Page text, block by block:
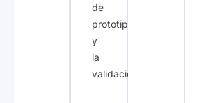
la
creación
de
prototipos
y